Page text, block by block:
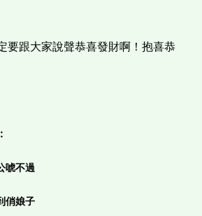
要跟大家說聲恭喜發財啊！抱喜恭
唬不過
俏娘子